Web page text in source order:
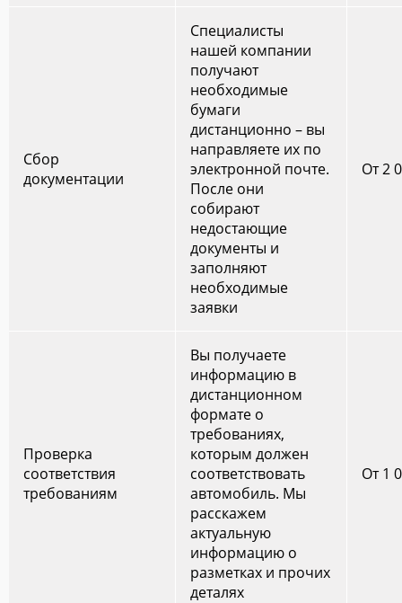
Сбор
документации
Специалисты
нашей компании
получают
необходимые
бумаги
дистанционно – вы
направляете их по
электронной почте.
После они
собирают
недостающие
документы и
заполняют
необходимые
заявки
От 2
Проверка
соответствия
требованиям
Вы получаете
информацию в
дистанционном
формате о
требованиях,
которым должен
соответствовать
автомобиль. Мы
расскажем
актуальную
информацию о
разметках и прочих
деталях
От 1